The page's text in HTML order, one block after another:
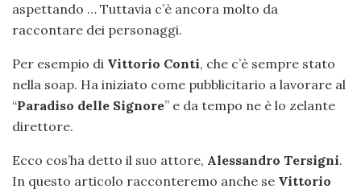
aspettando … Tuttavia c’è ancora molto da
raccontare dei personaggi.
Per esempio di Vittorio Conti, che c’è sempre stato
nella soap. Ha iniziato come pubblicitario a lavorare al
“Paradiso delle Signore” e da tempo ne è lo zelante
direttore.
Ecco cos’ha detto il suo attore, Alessandro Tersigni.
In questo articolo racconteremo anche se Vittorio